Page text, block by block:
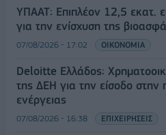
ΥΠΑΑΤ: Επιπλέον 12,5 εκατ.
για την ενίσχυση της
07/08/2026 - 17:02 ΟΙΚΟΝΟΜΙΑ
Deloitte Ελλάδος:
της ΔΕΗ για την είσοδο
ενέργειας
07/08/2026 - 16:38 ΕΠΙΧΕΙΡΗΣΕΙΣ